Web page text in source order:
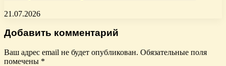
21.07.2026
Добавить комментарий
Ваш адрес email не будет опубликован. Обязательные поля
помечены *